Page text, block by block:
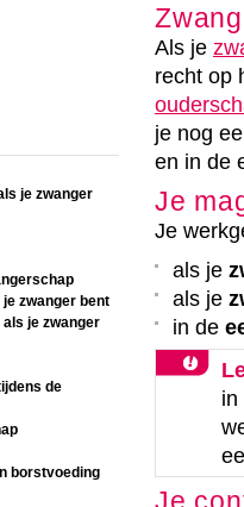
je zwanger
zwanger bent
je zwanger
de
borstvoeding
Als je
recht op
je nog
en in de
Je
Je
als je
als je
in de
in